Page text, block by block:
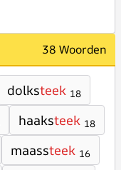
38 Woorden
dolksteek 18
haaksteek 18
maassteek 16